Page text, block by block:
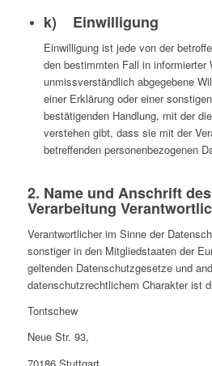
k) Einwilligung
Einwilligung ist jede von der
den bestimmten Fall in informierter
unmissverständlich abgegebene
einer Erklärung oder einer
bestätigenden Handlung, mit der
verstehen gibt, dass sie mit der
betreffenden personenbezogenen
2. Name und Anschrift
Verarbeitung
Verantwortlicher im Sinne der
sonstiger in den Mitgliedstaaten der
geltenden Datenschutzgesetze und
datenschutzrechtlichem Charakter ist
Tontschew
Neue Str. 93,
70186 Stuttgart